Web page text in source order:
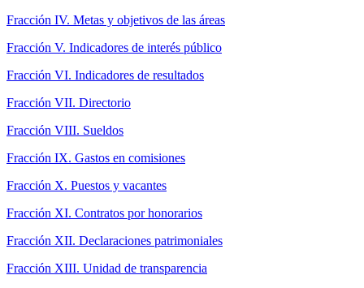
Fracción IV. Metas y objetivos de las áreas
Fracción V. Indicadores de interés público
Fracción VI. Indicadores de resultados
Fracción VII. Directorio
Fracción VIII. Sueldos
Fracción IX. Gastos en comisiones
Fracción X. Puestos y vacantes
Fracción XI. Contratos por honorarios
Fracción XII. Declaraciones patrimoniales
Fracción XIII. Unidad de transparencia